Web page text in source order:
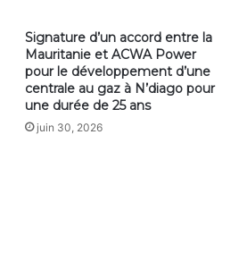
Signature d’un accord entre la
Mauritanie et ACWA Power
pour le développement d’une
centrale au gaz à N’diago pour
une durée de 25 ans
juin 30, 2026